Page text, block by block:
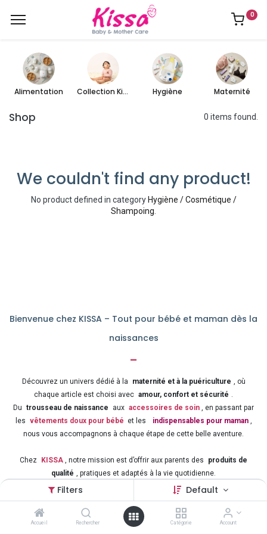
Filters Default
Accueil Rechercher Catégorie Account
0
Alimentation Collection Kissa Hygiène Maternité
Shop 0 items found.
We couldn't find any product!
No product defined in category Hygiène / Cosmétique /
Shampoing
Bienvenue chez KISSA – Tout pour bébé et maman dès la
naissances
-
Découvrez un univers dédié à la maternité et à la puériculture
, où
chaque article est choisi avec amour, confort et sécurité
Du trousseau de naissance aux accessoires de soin
, en passant par
les vêtements doux pour bébé et les indispensables pour maman
nous vous accompagnons à chaque étape de cette belle aventure.
Chez KISSA , notre mission est d’offrir aux parents des
produits de
qualité
, pratiques et adaptés à la vie quotidienne.
Préparez sereinement l’arrivée de votre enfant grâce à notre
sélection d’articles pour bébé et maman , au meilleur rapport qualité-prix.
Puériculture – Naissance – Confort – Sécurité – Amour : tout ce qu’il